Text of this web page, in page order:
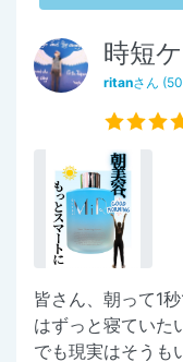
時短
ritanさん
皆さん、朝って1
はずっと寝ていた
でも現実はそうも